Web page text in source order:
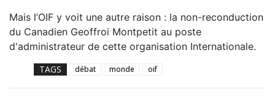
Mais l’OIF y voit une autre raison : la non-reconduction
du Canadien Geoffroi Montpetit au poste
d'administrateur de cette organisation Internationale.
TAGS débat monde oif